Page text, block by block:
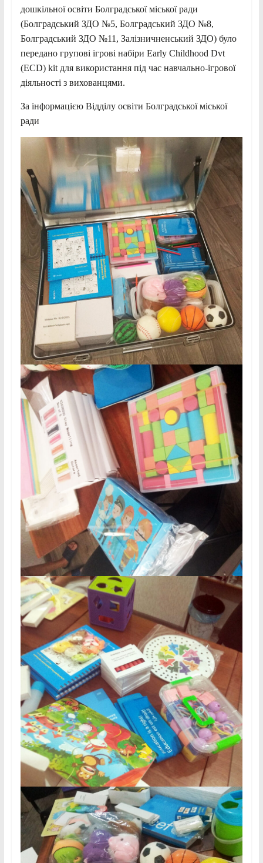
дошкільної освіти Болградської міської ради
(Болградський ЗДО №5, Болградський ЗДО №8,
Болградський ЗДО №11, Залізничненський ЗДО) було
передано групові ігрові набіри Early Childhood Dvt
(ECD) kit для використання під час навчально-ігрової
діяльності з вихованцями.
За інформацією Відділу освіти Болградської міської
ради